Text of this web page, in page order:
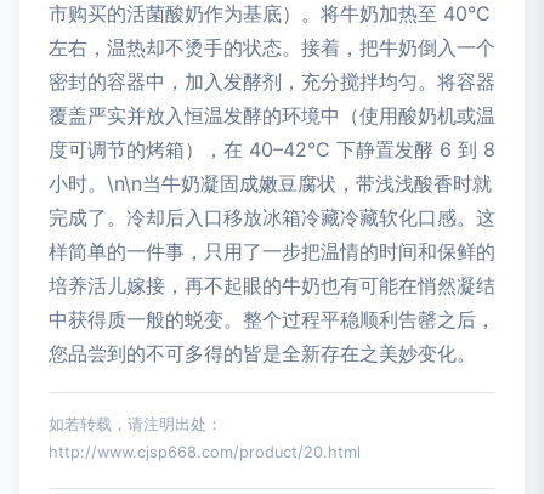
市购买的活菌酸奶作为基底）。将牛奶加热至 40°C
左右，温热却不烫手的状态。接着，把牛奶倒入一个
密封的容器中，加入发酵剂，充分搅拌均匀。将容器
覆盖严实并放入恒温发酵的环境中（使用酸奶机或温
度可调节的烤箱），在 40–42°C 下静置发酵 6 到 8
小时。\n\n当牛奶凝固成嫩豆腐状，带浅浅酸香时就
完成了。冷却后入口移放冰箱冷藏冷藏软化口感。这
样简单的一件事，只用了一步把温情的时间和保鲜的
培养活儿嫁接，再不起眼的牛奶也有可能在悄然凝结
中获得质一般的蜕变。整个过程平稳顺利告罄之后，
您品尝到的不可多得的皆是全新存在之美妙变化。
如若转载，请注明出处：
http://www.cjsp668.com/product/20.html